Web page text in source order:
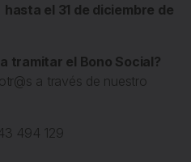
hasta el 31 de diciembre de
tramitar el Bono Social?
a través de nuestro
494 129